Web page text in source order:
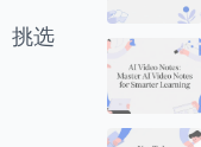
挑选